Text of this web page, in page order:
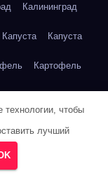
Калининград
Капуста Капуста
Картофель
Кейптаун
технологии, чтобы
лучший